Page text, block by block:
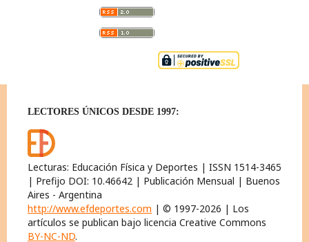
LECTORES ÚNICOS DESDE 1997:
Lecturas: Educación Física y Deportes | ISSN 1514-3465
| Prefijo DOI: 10.46642 | Publicación Mensual | Buenos
Aires - Argentina
http://www.efdeportes.com | © 1997-2026 | Los
artículos se publican bajo licencia Creative Commons
BY-NC-ND.